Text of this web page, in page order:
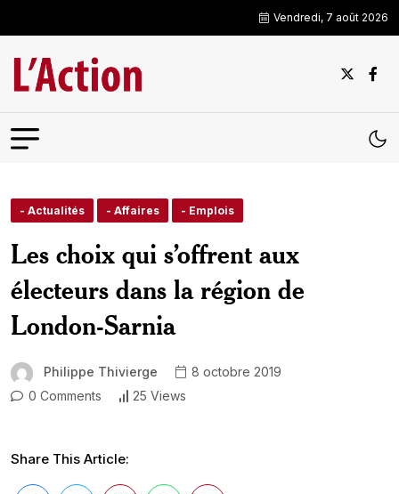
Vendredi, 7 août 2026
- Actualités - Affaires - Emplois
Les choix qui s’offrent aux
électeurs dans la région de
London-Sarnia
Philippe Thivierge
8 octobre 2019
0 Comments
25 Views
Share This Article: